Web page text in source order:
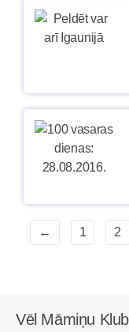
← 1 2
Vēl Māmiņu